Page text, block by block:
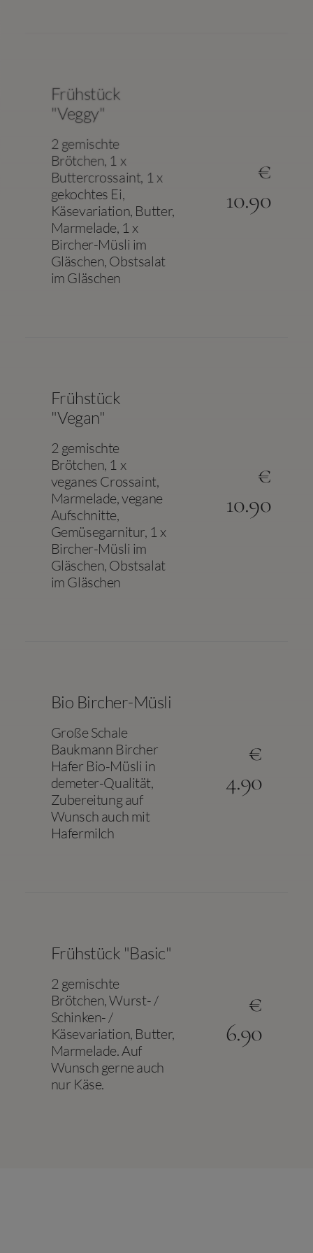
Frühstück
"Veggy"
2 gemischte
Brötchen, 1 x
Buttercrossaint, 1 x
gekochtes Ei,
Käsevariation, Butter,
Marmelade, 1 x
Bircher-Müsli im
Gläschen, Obstsalat
im Gläschen
€
10.90
Frühstück
"Vegan"
2 gemischte
Brötchen, 1 x
veganes Crossaint,
Marmelade, vegane
Aufschnitte,
Gemüsegarnitur, 1 x
Bircher-Müsli im
Gläschen, Obstsalat
im Gläschen
€
10.90
Bio Bircher-Müsli
Große Schale
Baukmann Bircher
Hafer Bio-Müsli in
demeter-Qualität,
Zubereitung auf
Wunsch auch mit
Hafermilch
€
4.90
Frühstück "Basic"
2 gemischte
Brötchen, Wurst- /
Schinken- /
Käsevariation, Butter,
Marmelade. Auf
Wunsch gerne auch
nur Käse.
€
6.90